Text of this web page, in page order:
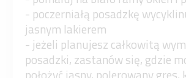
- poczerniałą posadzkę
jasnym lakierem
- jeżeli planujesz całkowitą
posadzki, zastanów się, gdzie